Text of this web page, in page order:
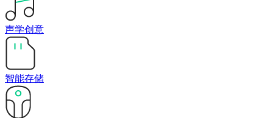
声学创意
智能存储